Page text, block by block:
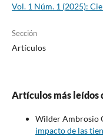
Vol. 1 Núm. 1 (2025):
Sección
Artículos
Artículos más leídos
Wilder Ambrosio
impacto de las